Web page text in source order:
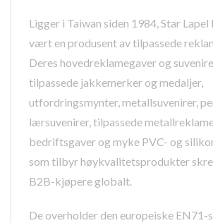
Ligger i Taiwan siden 1984, Star Lapel
vært en produsent av tilpassede
Deres hovedreklamegaver og
tilpassede jakkemerker og medaljer,
utfordringsmynter, metallsuvenirer,
lærsuvenirer, tilpassede
bedriftsgaver og myke PVC- og
som tilbyr høykvalitetsprodukter
B2B-kjøpere globalt.
De overholder den europeiske EN71-